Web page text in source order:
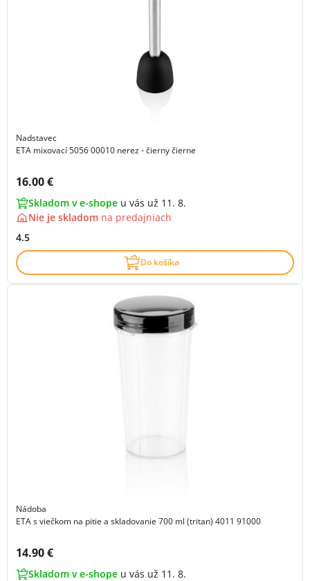
Nadstavec
ETA mixovací 5056 00010 nerez - čierny čierne
Cena s DPH:
16.00 €
Skladom v e-shope u vás už 11. 8.
Nie je skladom na predajniach
4.5
Do košíka
Nádoba
ETA s viečkom na pitie a skladovanie 700 ml (tritan) 4011 91000
Cena s DPH:
14.90 €
Skladom v e-shope u vás už 11. 8.